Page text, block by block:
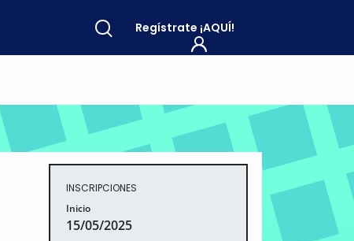
Regístrate ¡AQUÍ!
INSCRIPCIONES
Inicio
15/05/2025